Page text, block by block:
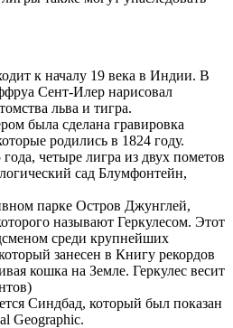
к началу 19 века в Индии. В
Сент-Илер нарисовал
льва и тигра.
была сделана гравировка
родились в 1824 году.
четыре лигра из двух пометов
сад Блумфонтейн,
парке Остров Джунглей,
называют Геркулесом. Этот
среди крупнейших
занесен в Книгу рекордов
кошка на Земле. Геркулес весит
Синдбад, который был показан
Geographic.